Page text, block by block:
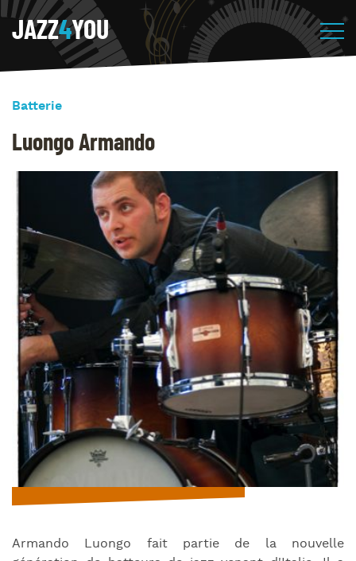
JAZZ4YOU
Batterie
Luongo Armando
Armando Luongo fait partie de la nouvelle